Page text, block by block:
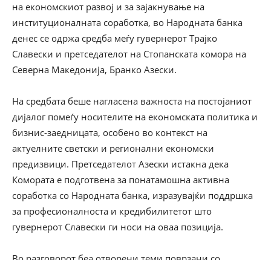
на економскиот развој и за зајакнување на
институционалната соработка, во Народната банка
денес се одржа средба меѓу гувернерот Трајко
Славески и претседателот на Стопанската комора на
Северна Македонија, Бранко Азески.
На средбата беше нагласена важноста на постојаниот
дијалог помеѓу носителите на економската политика и
бизнис-заедницата, особено во контекст на
актуелните светски и регионални економски
предизвици. Претседателот Азески истакна дека
Комората е подготвена за понатамошна активна
соработка со Народната банка, изразувајќи поддршка
за професионалноста и кредибилитетот што
гувернерот Славески ги носи на оваа позиција.